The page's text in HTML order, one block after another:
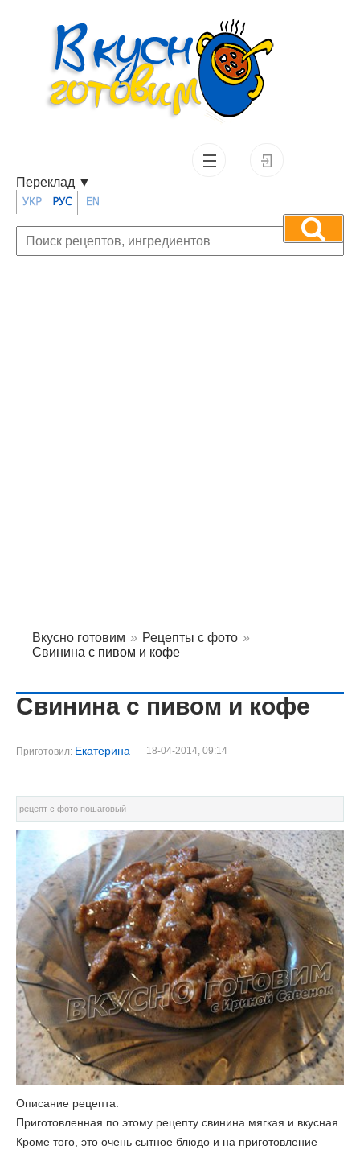
Переклад ▼
Вкусно готовим » Рецепты с фото »
Свинина с пивом и кофе
Свинина с пивом и кофе
Приготовил: Екатерина 18-04-2014, 09:14
рецепт с фото пошаговый
Описание рецепта:
Приготовленная по этому рецепту свинина мягкая и вкусная.
Кроме того, это очень сытное блюдо и на приготовление